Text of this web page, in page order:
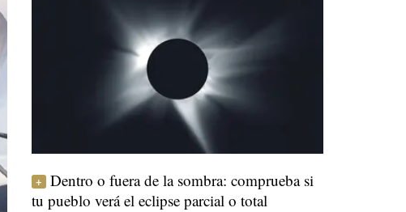
Dentro o fuera de la sombra: comprueba si
tu pueblo verá el eclipse parcial o total